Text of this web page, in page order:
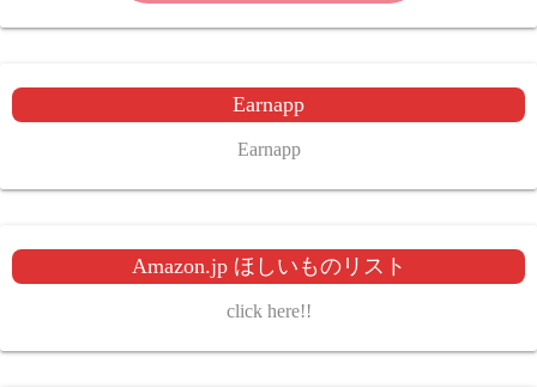
Earnapp
Earnapp
Amazon.jp ほしいものリスト
click here!!